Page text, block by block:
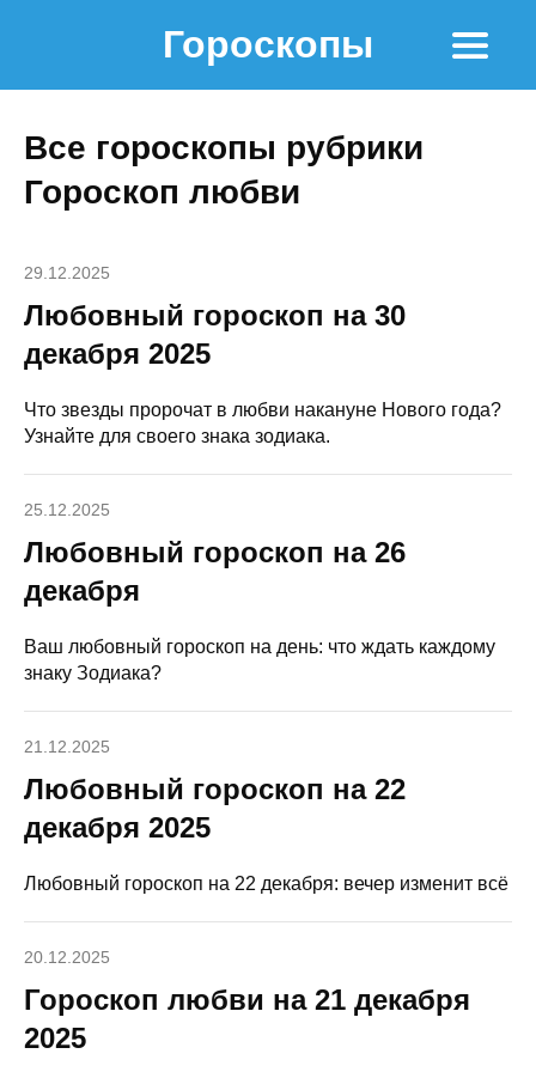
Гороскопы
Все гороскопы рубрики
Гороскоп любви
29.12.2025
Любовный гороскоп на 30
декабря 2025
Что звезды пророчат в любви накануне Нового года?
Узнайте для своего знака зодиака.
25.12.2025
Любовный гороскоп на 26
декабря
Ваш любовный гороскоп на день: что ждать каждому
знаку Зодиака?
21.12.2025
Любовный гороскоп на 22
декабря 2025
Любовный гороскоп на 22 декабря: вечер изменит всё
20.12.2025
Гороскоп любви на 21 декабря
2025